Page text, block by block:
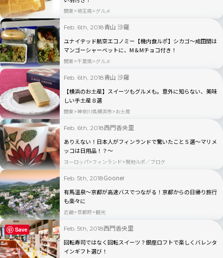
関東 埼玉県 グルメ
Feb. 6th, 2018青山 沙羅
ユナイテッド航空エコノミー【機内食ルポ】シカゴ～成田間は
マンゴーシャーベットに、M＆Mチョコ付き！
関東 千葉県 グルメ
Feb. 6th, 2018青山 沙羅
【横浜のお土産】スイーツもグルメも。意外に知らない、美味
しい手土産８選
関東 神奈川県横浜市 お土産
Feb. 6th, 2018西門香央里
ありえない！日本人がフィンランドで驚いたこと５選〜マリメ
ッコは日用品！？〜
ヨーロッパ フィンランド 現地ルポ／ブログ
Feb. 5th, 2018Gooner
有馬温泉～京都が高速バスでつながる！京都からの日帰り旅行
も楽々に
近畿 京都府 観光
Feb. 5th, 2018西門香央里
回転寿司ではなく回転スイーツ？銀座ロフトで楽しくバレンタ
インギフト選び！
Save